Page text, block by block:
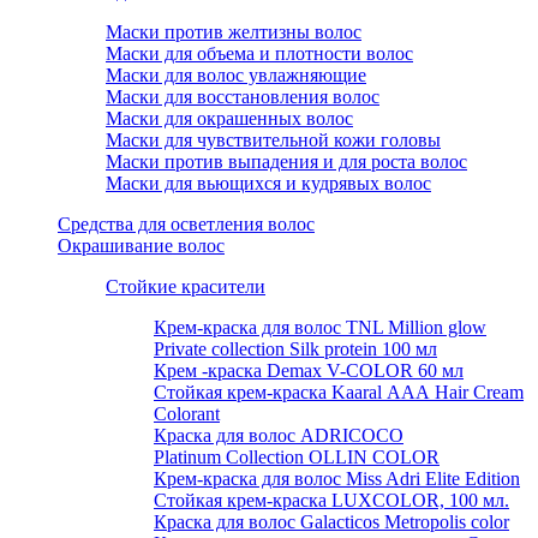
Маски против желтизны волос
Маски для объема и плотности волос
Маски для волос увлажняющие
Маски для восстановления волос
Маски для окрашенных волос
Маски для чувствительной кожи головы
Маски против выпадения и для роста волос
Маски для вьющихся и кудрявых волос
Средства для осветления волос
Окрашивание волос
Стойкие красители
Крем-краска для волос TNL Million glow
Private collection Silk protein 100 мл
Крем -краска Demax V-COLOR 60 мл
Стойкая крем-краска Kaaral ААА Hair Cream
Colorant
Краска для волос ADRICOCO
Platinum Collection OLLIN COLOR
Крем-краска для волос Miss Adri Elite Edition
Стойкая крем-краска LUXCOLOR, 100 мл.
Краска для волос Galacticos Metropolis color